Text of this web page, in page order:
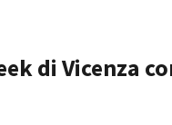
di Vicenza